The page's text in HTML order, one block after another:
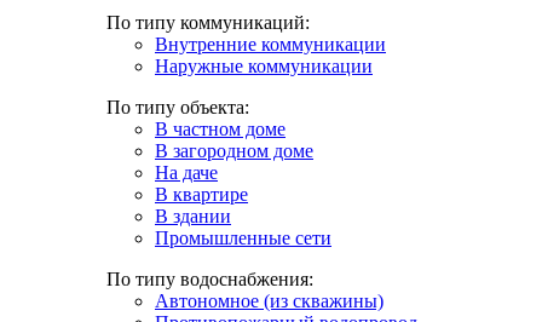
По типу коммуникаций:
Внутренние коммуникации
Наружные коммуникации
По типу объекта:
В частном доме
В загородном доме
На даче
В квартире
В здании
Промышленные сети
По типу водоснабжения:
Автономное (из скважины)